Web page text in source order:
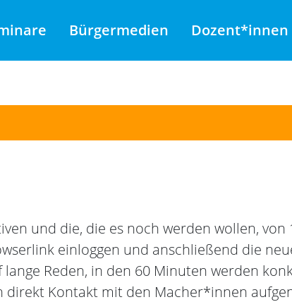
Bürgermedien Dozent*innen
und die, die es noch werden wollen,
einloggen und anschließend die
Reden, in den 60 Minuten werden
direkt Kontakt mit den Macher*innen